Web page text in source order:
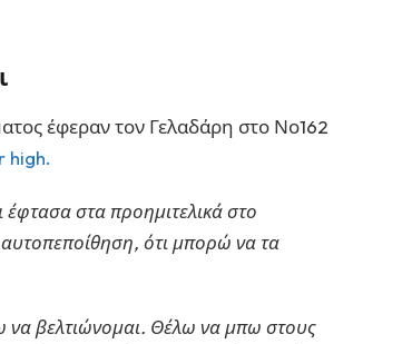
έφεραν τον Γελαδάρη στο Νο162
high.
έφτασα στα προημιτελικά στο
ότι μπορώ να τα
να βελτιώνομαι. Θέλω να μπω στους